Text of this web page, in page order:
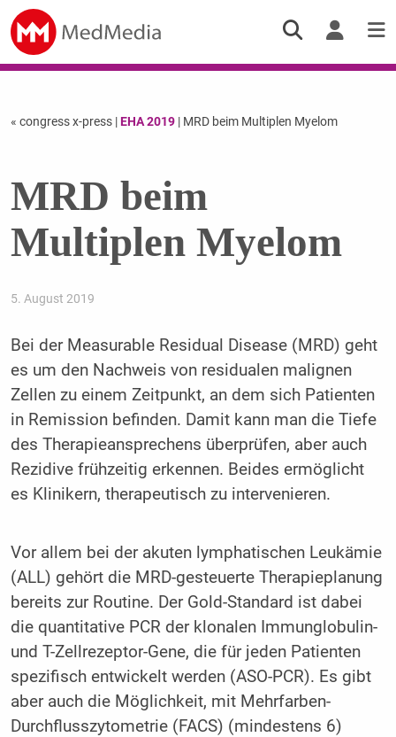
« congress x-press |EHA 2019| MRD beim Multiplen Myelom
MRD beim
Multiplen Myelom
5. August 2019
Bei der Measurable Residual Disease (MRD) geht
es um den Nachweis von residualen malignen
Zellen zu einem Zeitpunkt, an dem sich Patienten
in Remission befinden. Damit kann man die Tiefe
des Therapieansprechens überprüfen, aber auch
Rezidive frühzeitig erkennen. Beides ermöglicht
es Klinikern, therapeutisch zu intervenieren.
Vor allem bei der akuten lymphatischen Leukämie
(ALL) gehört die MRD-gesteuerte Therapieplanung
bereits zur Routine. Der Gold-Standard ist dabei
die quantitative PCR der klonalen Immunglobulin-
und T-Zellrezeptor-Gene, die für jeden Patienten
spezifisch entwickelt werden (ASO-PCR). Es gibt
aber auch die Möglichkeit, mit Mehrfarben-
Durchflusszytometrie (FACS) (mindestens 6)